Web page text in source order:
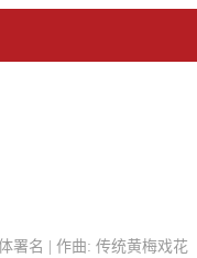
署名 | 作曲: 传统黄梅戏花